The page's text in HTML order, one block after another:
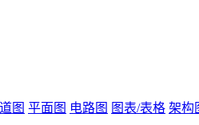
图 平面图 电路图 图表/表格 架构